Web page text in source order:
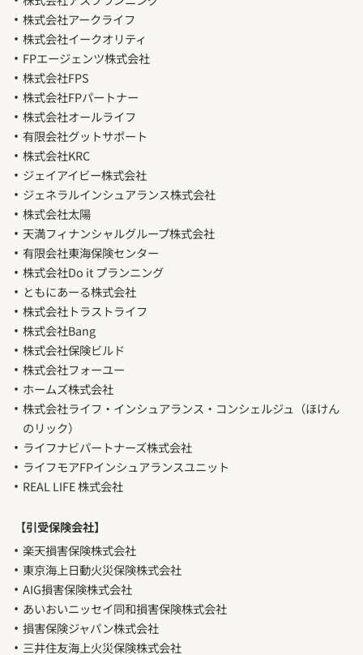
株式会社アークライフ
株式会社イークオリティ
FPエージェンツ株式会社
株式会社FPS
株式会社FPパートナー
株式会社オールライフ
有限会社グットサポート
株式会社KRC
ジェイアイビー株式会社
ジェネラルインシュアランス株式会社
株式会社太陽
天満フィナンシャルグループ株式会社
有限会社東海保険センター
株式会社Do it プランニング
ともにあーる株式会社
株式会社トラストライフ
株式会社Bang
株式会社保険ビルド
株式会社フォーユー
ホームズ株式会社
株式会社ライフ・インシュアランス・コンシェルジュ（ほけん
のリック）
ライフナビパートナーズ株式会社
ライフモアFPインシュアランスユニット
REAL LIFE 株式会社
【引受保険会社】
楽天損害保険株式会社
東京海上日動火災保険株式会社
AIG損害保険株式会社
あいおいニッセイ同和損害保険株式会社
損害保険ジャパン株式会社
三井住友海上火災保険株式会社